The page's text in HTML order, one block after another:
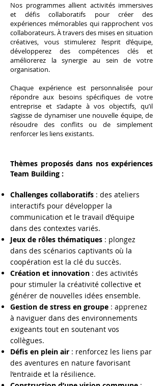
Nos programmes allient activités immersives
et défis collaboratifs pour créer des
expériences mémorables qui rapprochent vos
collaborateurs. À travers des mises en situation
créatives, vous stimulerez l’esprit d’équipe,
développerez des compétences clés et
améliorerez la synergie au sein de votre
organisation.
Chaque expérience est personnalisée pour
répondre aux besoins spécifiques de votre
entreprise et s’adapte à vos objectifs, qu’il
s’agisse de dynamiser une nouvelle équipe, de
résoudre des conflits ou de simplement
renforcer les liens existants.
Thèmes proposés dans nos expériences
Team Building :
Challenges collaboratifs : des ateliers
interactifs pour développer la
communication et le travail d’équipe
dans des contextes variés.
Jeux de rôles thématiques : plongez
dans des scénarios captivants où la
coopération est la clé du succès.
Création et innovation : des activités
pour stimuler la créativité collective et
générer de nouvelles idées ensemble.
Gestion de stress en groupe : apprenez
à naviguer dans des environnements
exigeants tout en soutenant vos
collègues.
Défis en plein air : renforcez les liens par
des aventures en nature favorisant
l’entraide et la résilience.